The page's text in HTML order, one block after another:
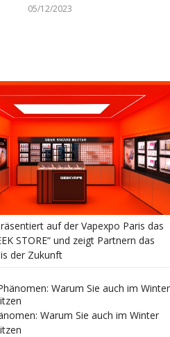
05/12/2023
auf der Vapexpo Paris das
STORE“ und zeigt Partnern das
der Zukunft
Warum Sie auch im Winter